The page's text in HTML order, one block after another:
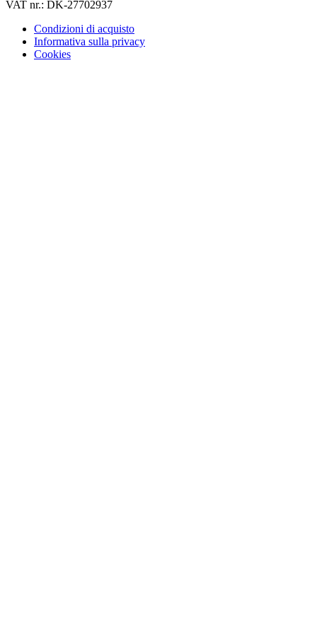
VAT nr.: DK-27702937
Condizioni di acquisto
Informativa sulla privacy
Cookies